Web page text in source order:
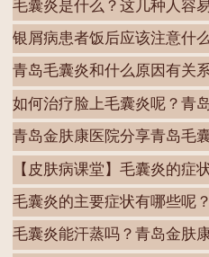
毛囊炎是什么？这几种人容
银屑病患者饭后应该注意什
费
青岛毛囊炎和什么原因有关
如何治疗脸上毛囊炎呢？青
咨
青岛金肤康医院分享青岛毛
【皮肤病课堂】毛囊炎的症
毛囊炎的主要症状有哪些呢
一
毛囊炎能汗蒸吗？青岛金肤